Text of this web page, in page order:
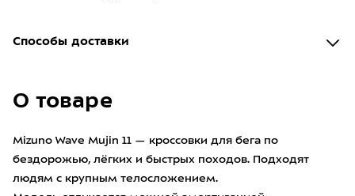
Способы доставки
О товаре
Mizuno Wave Mujin 11 — кроссовки для бега по
бездорожью, лёгких и быстрых походов. Подходят
людям с крупным телосложением.